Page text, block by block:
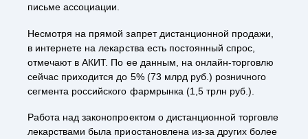
письме ассоциации.
Несмотря на прямой запрет дистанционной продажи,
в интернете на лекарства есть постоянный спрос,
отмечают в АКИТ. По ее данным, на онлайн-торговлю
сейчас приходится до 5% (73 млрд руб.) розничного
сегмента российского фармрынка (1,5 трлн руб.).
Работа над законопроектом о дистанционной торговле
лекарствами была приостановлена из-за других более